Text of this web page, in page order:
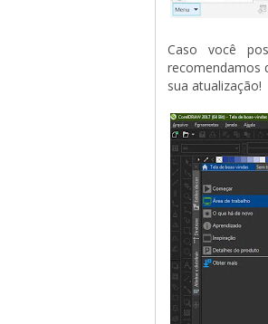
Caso você
recomendamos
sua atualização!